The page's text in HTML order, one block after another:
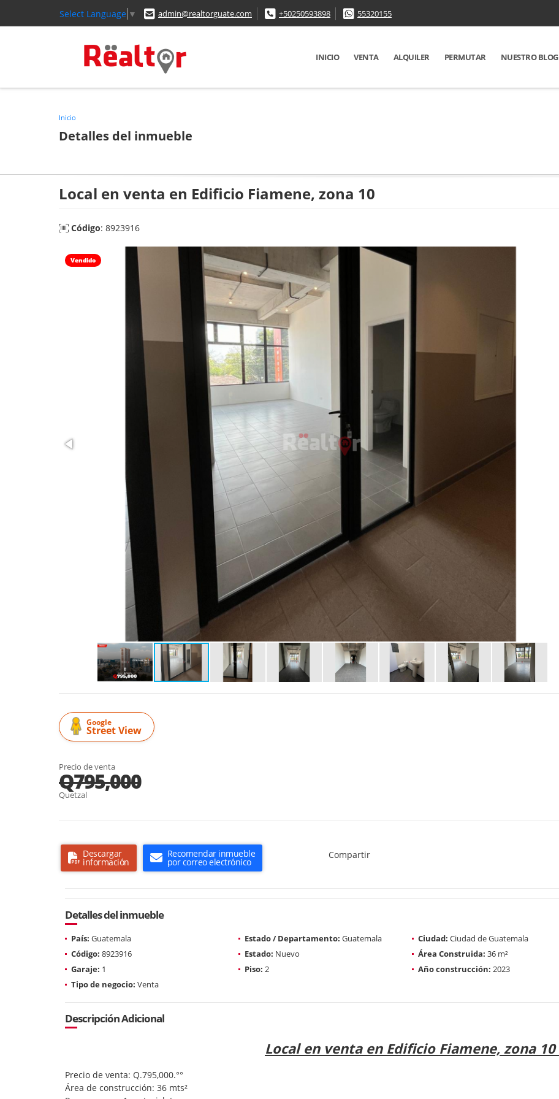
Select Language ▼ admin@realtorguate.com +50250593898 55320155
INICIO VENTA ALQUILER PERMUTAR NUESTRO BLOG
Inicio
Detalles del inmueble
Local en venta en Edificio Fiamene, zona 10
Código: 8923916
Vendido
Google
Street View
Precio de venta
Q795,000
Quetzal
Descargar
información
Recomendar inmueble
por correo electrónico
Compartir
Detalles del inmueble
País: Guatemala Estado / Departamento: Guatemala Ciudad: Ciudad de Guatemala
Código: 8923916 Estado: Nuevo Área Construida: 36 m²
Garaje: 1 Piso: 2 Año construcción: 2023
Tipo de negocio: Venta
Descripción Adicional
Local en venta en Edificio Fiamene, zona 10
Precio de venta: Q.795,000.°°
Área de construcción: 36 mts²